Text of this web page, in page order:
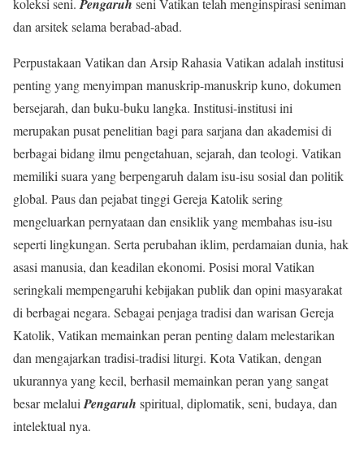
koleksi seni. Pengaruh seni Vatikan telah menginspirasi seniman
dan arsitek selama berabad-abad.
Perpustakaan Vatikan dan Arsip Rahasia Vatikan adalah institusi
penting yang menyimpan manuskrip-manuskrip kuno, dokumen
bersejarah, dan buku-buku langka. Institusi-institusi ini
merupakan pusat penelitian bagi para sarjana dan akademisi di
berbagai bidang ilmu pengetahuan, sejarah, dan teologi. Vatikan
memiliki suara yang berpengaruh dalam isu-isu sosial dan politik
global. Paus dan pejabat tinggi Gereja Katolik sering
mengeluarkan pernyataan dan ensiklik yang membahas isu-isu
seperti lingkungan. Serta perubahan iklim, perdamaian dunia, hak
asasi manusia, dan keadilan ekonomi. Posisi moral Vatikan
seringkali mempengaruhi kebijakan publik dan opini masyarakat
di berbagai negara. Sebagai penjaga tradisi dan warisan Gereja
Katolik, Vatikan memainkan peran penting dalam melestarikan
dan mengajarkan tradisi-tradisi liturgi. Kota Vatikan, dengan
ukurannya yang kecil, berhasil memainkan peran yang sangat
besar melalui Pengaruh spiritual, diplomatik, seni, budaya, dan
intelektual nya.